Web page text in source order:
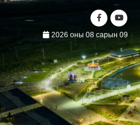
2026 оны 08 сарын 09